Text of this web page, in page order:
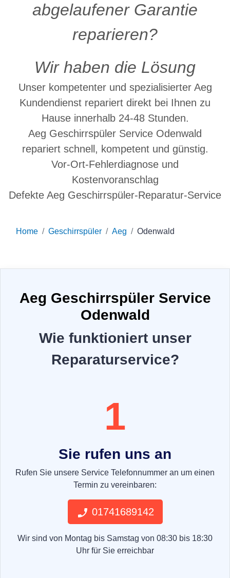
abgelaufener Garantie
reparieren?
Wir haben die Lösung
Unser kompetenter und spezialisierter Aeg
Kundendienst repariert direkt bei Ihnen zu
Hause innerhalb 24-48 Stunden.
Aeg Geschirrspüler Service Odenwald
repariert schnell, kompetent und günstig.
Vor-Ort-Fehlerdiagnose und
Kostenvoranschlag
Defekte Aeg Geschirrspüler-Reparatur-Service
Home Geschirrspüler Aeg Odenwald
Aeg Geschirrspüler Service
Odenwald
Wie funktioniert unser
Reparaturservice?
1
Sie rufen uns an
Rufen Sie unsere Service Telefonnummer an um einen
Termin zu vereinbaren:
01741689142
Wir sind von Montag bis Samstag von 08:30 bis 18:30
Uhr für Sie erreichbar